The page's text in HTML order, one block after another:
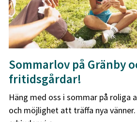
Sommarlov på Gränby
fritidsgårdar!
Häng med oss i sommar på
och möjlighet att träffa nya vänner.